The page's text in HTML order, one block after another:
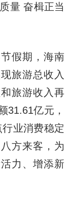
量 奋楫正当
假期，海南
旅游总收入
旅游收入再
31.61亿元，
业消费稳定
方来客，为
力、增添新